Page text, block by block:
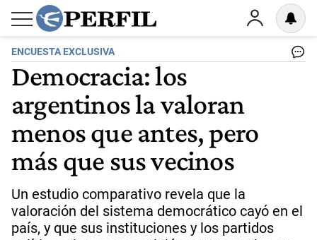
ENCUESTA EXCLUSIVA
Democracia: los
argentinos la valoran
menos que antes, pero
más que sus vecinos
Un estudio comparativo revela que la
valoración del sistema democrático cayó en el
país, y que sus instituciones y los partidos